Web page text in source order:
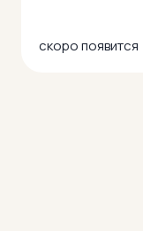
скоро появится